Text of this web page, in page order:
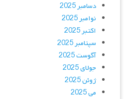
دسامبر 2025
نوامبر 2025
اکتبر 2025
سپتامبر 2025
آگوست 2025
جولای 2025
ژوئن 2025
می 2025